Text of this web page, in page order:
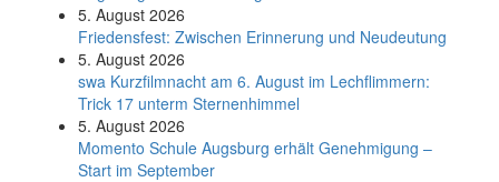
5. August 2026
Friedensfest: Zwischen Erinnerung und Neudeutung
5. August 2026
swa Kurz­film­nacht am 6. August im Lech­flim­mern:
Trick 17 unterm Sternen­himmel
5. August 2026
Momento Schule Augsburg erhält Genehmigung –
Start im September